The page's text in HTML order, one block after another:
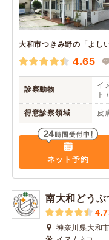
大和市つきみ野の「よし
4.65
診察動物
イ
ト
得意診察領域 皮
ネット予約
南大和どうぶ
神奈川県大和